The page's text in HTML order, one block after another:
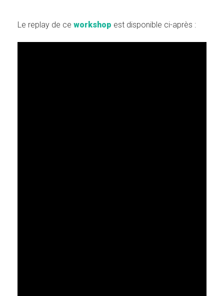
Le replay de ce workshop est disponible ci-après :